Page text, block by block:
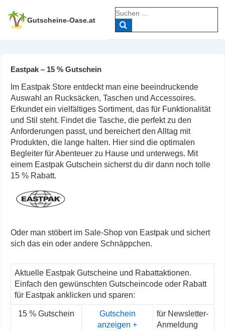
Zum
Inhalt
Gutscheine-Oase.at
Suche
nach:
Eastpak – 15 % Gutschein
Im Eastpak Store entdeckt man eine beeindruckende
Auswahl an Rucksäcken, Taschen und Accessoires.
Erkundet ein vielfältiges Sortiment, das für Funktionalität
und Stil steht. Findet die Tasche, die perfekt zu den
Anforderungen passt, und bereichert den Alltag mit
Produkten, die lange halten. Hier sind die optimalen
Begleiter für Abenteuer zu Hause und unterwegs. Mit
einem Eastpak Gutschein sicherst du dir dann noch tolle
15 % Rabatt.
Oder man stöbert im Sale-Shop von Eastpak und sichert
sich das ein oder andere Schnäppchen.
Aktuelle Eastpak Gutscheine und Rabattaktionen.
Einfach den gewünschten Gutscheincode oder Rabatt
für Eastpak anklicken und sparen:
15 % Gutschein
Gutschein
anzeigen +
für Newsletter-
Anmeldung